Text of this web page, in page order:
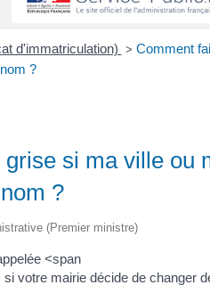
d'immatriculation) > Comment
?
si ma ville ou
?
(Premier ministre)
<span
votre mairie décide de changer